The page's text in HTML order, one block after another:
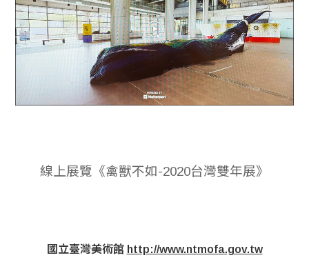
線上展覽《禽獸不如-2020台灣雙年展》
國立臺灣美術館 http://www.ntmofa.gov.tw